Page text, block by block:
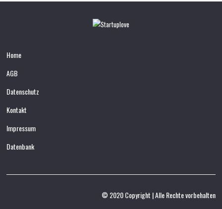
Home
AGB
Datenschutz
Kontakt
Impressum
Datenbank
© 2020 Copyright | Alle Rechte vorbehalten